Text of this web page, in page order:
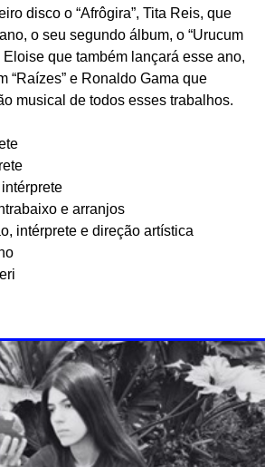
disco o “Afrôgira”, Tita Reis, que
o seu segundo álbum, o “Urucum
Eloise que também lançará esse ano,
“Raízes” e Ronaldo Gama que
musical de todos esses trabalhos.
e arranjos
intérprete e direção artística